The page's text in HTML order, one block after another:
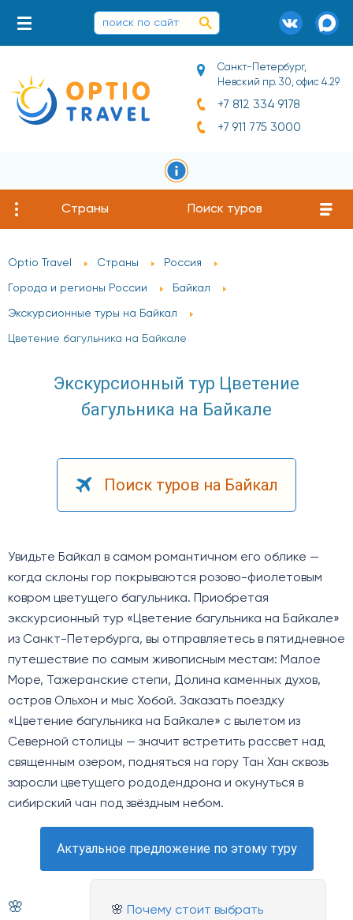
Санкт-Петербург,
Невский пр. 30, офис 4.29
+7 812 334 9178
+7 911 775 3000
Страны Поиск туров
Optio Travel Страны Россия
Города и регионы России Байкал
Экскурсионные туры на Байкал
Цветение багульника на Байкале
Экскурсионный тур Цветение
багульника на Байкале
Поиск туров на Байкал
Увидьте Байкал в самом романтичном его облике —
когда склоны гор покрываются розово-фиолетовым
ковром цветущего багульника. Приобретая
экскурсионный тур «Цветение багульника на Байкале»
из Санкт-Петербурга, вы отправляетесь в пятидневное
путешествие по самым живописным местам: Малое
Море, Тажеранские степи, Долина каменных духов,
остров Ольхон и мыс Хобой. Заказать поездку
«Цветение багульника на Байкале» с вылетом из
Северной столицы — значит встретить рассвет над
священным озером, подняться на гору Тан Хан сквозь
заросли цветущего рододендрона и окунуться в
сибирский чан под звёздным небом.
Актуальное предложение по этому туру
🌸
Почему стоит выбрать
🌸